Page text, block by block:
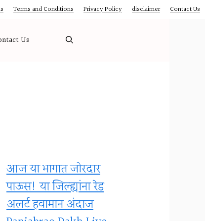
Terms and Conditions Privacy Policy disclaimer Contact Us
Us
आज या भागात जोरदार
पाऊस! या जिल्ह्यांना रेड
अलर्ट हवामान अंदाज